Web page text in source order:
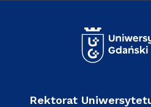
Rektorat